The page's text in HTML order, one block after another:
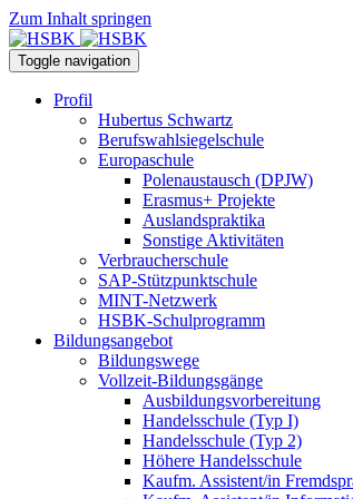
Zum Inhalt springen
Toggle navigation
Profil
Hubertus Schwartz
Berufswahlsiegelschule
Europaschule
Polenaustausch (DPJW)
Erasmus+ Projekte
Auslandspraktika
Sonstige Aktivitäten
Verbraucherschule
SAP-Stützpunktschule
MINT-Netzwerk
HSBK-Schulprogramm
Bildungsangebot
Bildungswege
Vollzeit-Bildungsgänge
Ausbildungsvorbereitung
Handelsschule (Typ I)
Handelsschule (Typ 2)
Höhere Handelsschule
Kaufm. Assistent/in­